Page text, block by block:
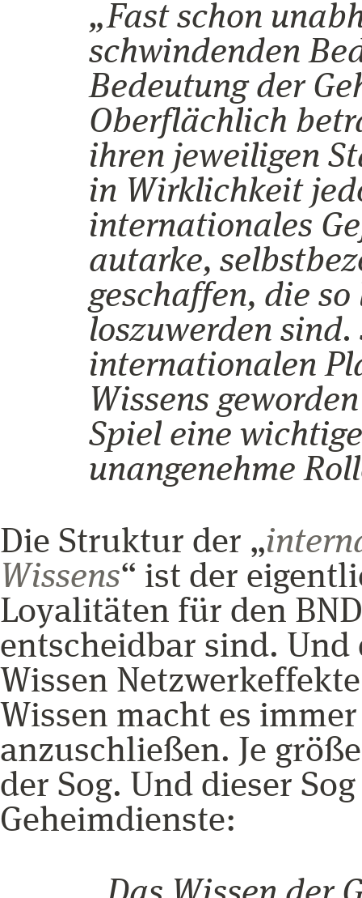
„Fast schon
schwindenden
Bedeutung der
Oberflächlich
ihren jeweiligen
in Wirklichkeit
internationales
autarke,
geschaffen, die
loszuwerden sind.
internationalen
Wissens
Spiel eine
unangenehme
Die Struktur der „
Wissens“ ist der
Loyalitäten für den
entscheidbar sind.
Wissen
Wissen macht es
anzuschließen. Je
der Sog. Und dieser
Geheimdienste: